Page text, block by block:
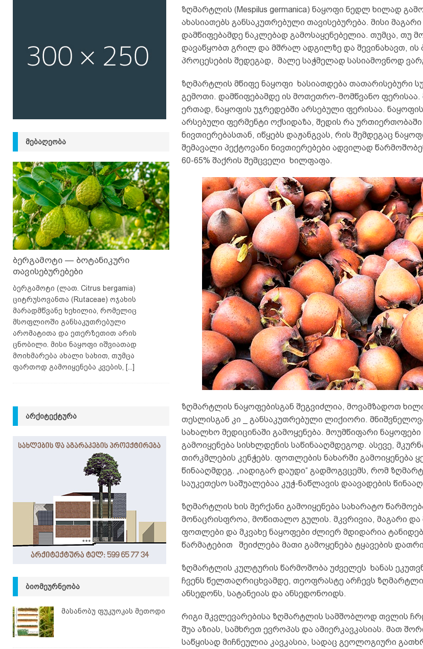
ზღმარტლის (Mespilus germanica) ნაყოფი ნედლ ხილად
ახასიათებს განსაკუთრებული თავისებურება. მისი
დამწიფებამდე ნაკლებად გამოსაყენებელია. თუმცა, თუ
დავაწყობთ გრილ და მშრალ ადგილზე და შევინახავთ, ის
პროცესების შედეგად, მალე საჭმელად სასიამოვნოდ
ზღმარტლის მწიფე ნაყოფი ხასიათდება თათარისებური
გემოთი. დამწიფებამდე ის მოთეთრო-მომწვანო ფერისაა.
ერთად, ნაყოფის უჯრედებში არსებული ფერისაა.
არსებული ფერმენტი ოქსიდაზა, შედის რა
ნივთიერებასთან, იწყებს დაჟანგვას, რის შემდეგაც
შემავალი პექტოვანი ნივთიერებები ადვილად
60-65% შაქრის შემცველი ხილფაფა.
ზღმარტლის ნაყოფებისგან შეგვიძლია, მოვამზადოთ
თესლისგან კი _ განსაკუთრებული ლიქიორი.
სახალხო მედიცინაში გამოყენება. მოუმწიფარი ნაყოფები
გამოიყენება სისხლდენის საწინააღმდეგოდ. ასევე,
თირკმლების კენჭებს. ფოთლების ნახარში გამოიყენება
წინააღმდეგ. „იადიგარ დაუდი“ გადმოგვცემს, რომ
საუკეთესო საშუალებაა კუჭ-ნაწლავის დაავადების
ზღმარტლის ხის მერქანი გამოიყენება სახარატო
მონაცრისფროა, მოწითალო გულის. მკვრივია, მაგარი და
ფოთლები და მკვახე ნაყოფები ძლიერ მდიდარია
წარმატებით შეიძლება მათი გამოყენება ტყავების
ზღმარტლის კულტურის წარმოშობა უძველეს ხანას
ჩვენს წელთაღრიცხვამდე, თეოფრასტე არჩევს
ანსედონს, სატანეიას და ანსედონოიდს.
რიგი მკვლევარებისა ზღმარტლის სამშობლოდ თვლის
შუა აზიას, სამხრეთ ევროპას და ამიერკავკასიას. მათ
საწყისად მიჩნეულია კავკასია, სადაც გეოლოგიური
ᲛᲔᲑᲐᲦᲔᲝᲑᲐ
ბერგამოტი — ბოტანიკური
თავისებურებები
ბერგამოტი (ლათ. Citrus bergamia)
ციტრუსოვანთა (Rutaceae) ოჯახის
მარადმწვანე ხეხილია, რომელიც
მსოფლიოში განსაკუთრებული
არომატითა და ეთერზეთით არის
ცნობილი. მისი ნაყოფი იშვიათად
მოიხმარება ახალი სახით, თუმცა
ფართოდ გამოიყენება კვების,
[...]
ᲐᲠᲥᲘᲢᲔᲥᲢᲣᲠᲐ
ᲑᲘᲝᲛᲔᲣᲠᲜᲔᲝᲑᲐ
მასანობუ ფუკუოკას მეთოდი